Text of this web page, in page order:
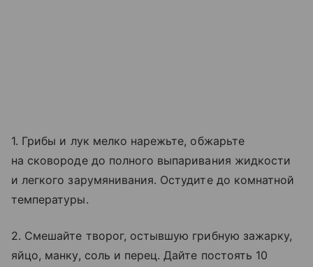
1. Грибы и лук мелко нарежьте, обжарьте
на сковороде до полного выпаривания жидкости
и легкого зарумянивания. Остудите до комнатной
температуры.
2. Смешайте творог, остывшую грибную зажарку,
яйцо, манку, соль и перец. Дайте постоять 10